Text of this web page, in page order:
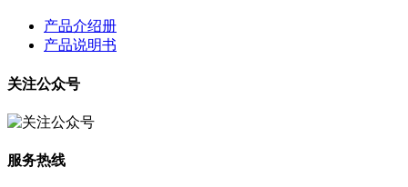
产品介绍册
产品说明书
关注公众号
服务热线